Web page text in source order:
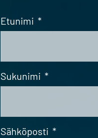
Etunimi *
Sukunimi *
Sähköposti *